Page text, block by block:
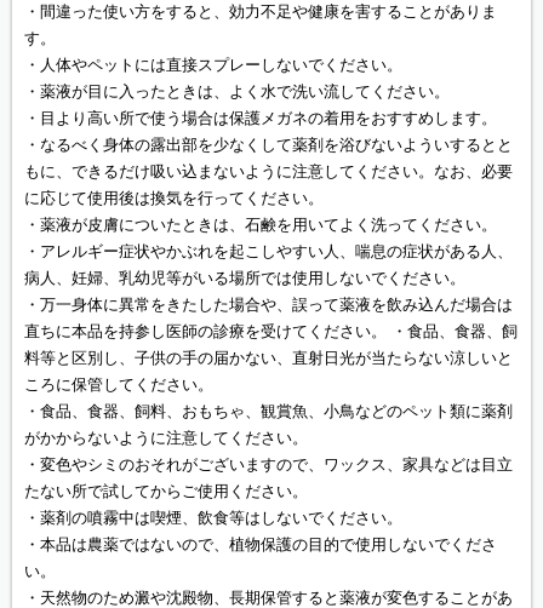
・間違った使い方をすると、効力不足や健康を害することがありま
す。
・人体やペットには直接スプレーしないでください。
・薬液が目に入ったときは、よく水で洗い流してください。
・目より高い所で使う場合は保護メガネの着用をおすすめします。
・なるべく身体の露出部を少なくして薬剤を浴びないよういするとと
もに、できるだけ吸い込まないように注意してください。なお、必要
に応じて使用後は換気を行ってください。
・薬液が皮膚についたときは、石鹸を用いてよく洗ってください。
・アレルギー症状やかぶれを起こしやすい人、喘息の症状がある人、
病人、妊婦、乳幼児等がいる場所では使用しないでください。
・万一身体に異常をきたした場合や、誤って薬液を飲み込んだ場合は
直ちに本品を持参し医師の診療を受けてください。 ・食品、食器、飼
料等と区別し、子供の手の届かない、直射日光が当たらない涼しいと
ころに保管してください。
・食品、食器、飼料、おもちゃ、観賞魚、小鳥などのペット類に薬剤
がかからないように注意してください。
・変色やシミのおそれがございますので、ワックス、家具などは目立
たない所で試してからご使用ください。
・薬剤の噴霧中は喫煙、飲食等はしないでください。
・本品は農薬ではないので、植物保護の目的で使用しないでくださ
い。
・天然物のため澱や沈殿物、長期保管すると薬液が変色することがあ